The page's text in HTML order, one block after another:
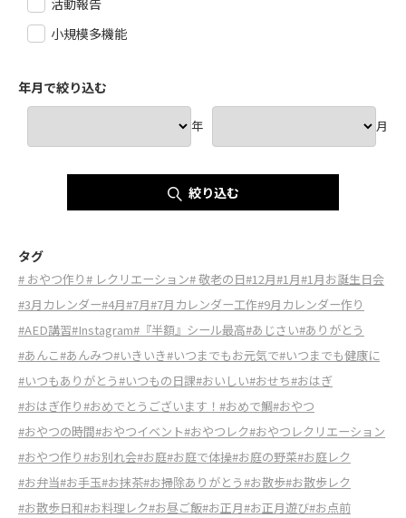
小規模多機能
年月で絞り込む
年 月
絞り込む
タグ
# おやつ作り# レクリエーション# 敬老の日#12月#1月#1月お誕生日会
#3月カレンダー#4月#7月#7月カレンダー工作#9月カレンダー作り
#AED講習#Instagram#『半額』シール最高#あじさい#ありがとう
#あんこ#あんみつ#いきいき#いつまでもお元気で#いつまでも健康に
#いつもありがとう#いつもの日課#おいしい#おせち#おはぎ
#おはぎ作り#おめでとうございます！ #おめで鯛#おやつ
#おやつの時間#おやつイベント#おやつレク#おやつレクリエーション
#おやつ作り#お別れ会#お庭#お庭で体操#お庭の野菜#お庭レク
#お弁当#お手玉#お抹茶#お掃除ありがとう#お散歩#お散歩レク
#お散歩日和#お料理レク#お昼ご飯#お正月#お正月遊び#お点前